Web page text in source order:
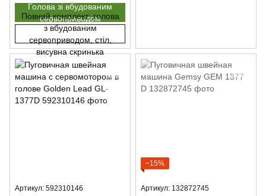
Голова зі вбудованим
сервоприводом
Повний комплект: голова
з вбудованим
сервоприводом, стіл,
висувна скринька
Артикул: 592310146
−15%
Артикул: 132872745